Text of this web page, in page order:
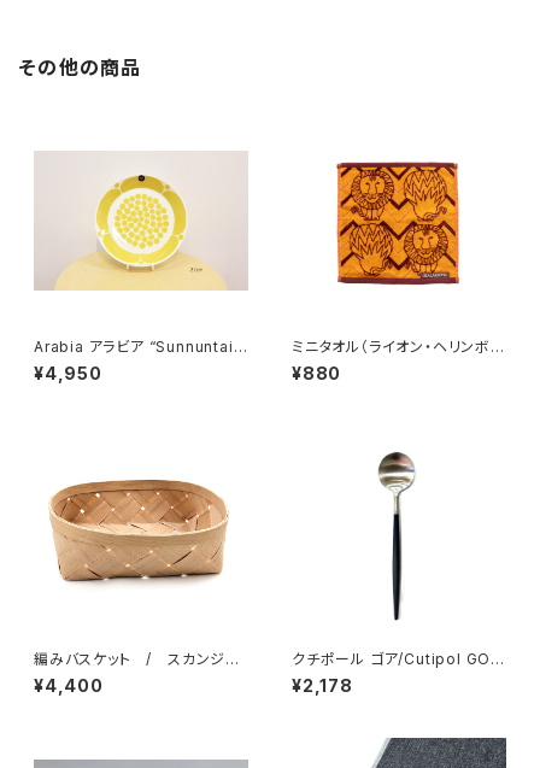
その他の商品
Arabia アラビア “Sunnuntai
スンヌンタイ” プレート21cm 復
刻版
¥4,950
ミニタオル（ライオン・ヘリンボー
ン） ／ Lisa Larson リサ・ラ
ーソン
¥880
編みバスケット / スカンジナ
ビスク・ヘムスロイド
¥4,400
クチポール ゴア/Cutipol GOA
ブラックシルバー テーブルスプ
ーン
¥2,178